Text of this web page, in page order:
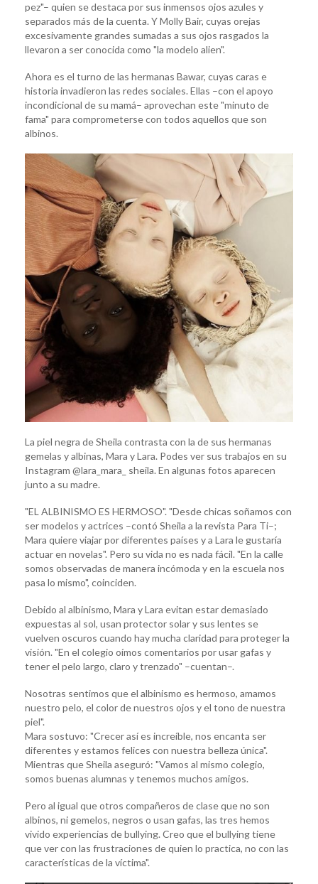
pez"– quien se destaca por sus inmensos ojos azules y
separados más de la cuenta. Y Molly Bair, cuyas orejas
excesivamente grandes sumadas a sus ojos rasgados la
llevaron a ser conocida como "la modelo alien".
Ahora es el turno de las hermanas Bawar, cuyas caras e
historia invadieron las redes sociales. Ellas –con el apoyo
incondicional de su mamá– aprovechan este "minuto de
fama" para comprometerse con todos aquellos que son
albinos.
La piel negra de Sheila contrasta con la de sus hermanas
gemelas y albinas, Mara y Lara. Podes ver sus trabajos en su
Instagram @lara_mara_ sheila. En algunas fotos aparecen
junto a su madre.
"EL ALBINISMO ES HERMOSO". "Desde chicas soñamos con
ser modelos y actrices –contó Sheila a la revista Para Ti–;
Mara quiere viajar por diferentes países y a Lara le gustaría
actuar en novelas". Pero su vida no es nada fácil. "En la calle
somos observadas de manera incómoda y en la escuela nos
pasa lo mismo", coinciden.
Debido al albinismo, Mara y Lara evitan estar demasiado
expuestas al sol, usan protector solar y sus lentes se
vuelven oscuros cuando hay mucha claridad para proteger la
visión. "En el colegio oímos comentarios por usar gafas y
tener el pelo largo, claro y trenzado" –cuentan–.
Nosotras sentimos que el albinismo es hermoso, amamos
nuestro pelo, el color de nuestros ojos y el tono de nuestra
piel".
Mara sostuvo: "Crecer así es increíble, nos encanta ser
diferentes y estamos felices con nuestra belleza única".
Mientras que Sheila aseguró: "Vamos al mismo colegio,
somos buenas alumnas y tenemos muchos amigos.
Pero al igual que otros compañeros de clase que no son
albinos, ni gemelos, negros o usan gafas, las tres hemos
vivido experiencias de bullying. Creo que el bullying tiene
que ver con las frustraciones de quien lo practica, no con las
características de la víctima".